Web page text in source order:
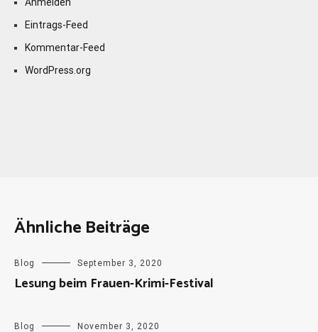
Eintrags-Feed
Kommentar-Feed
WordPress.org
Ähnliche Beiträge
Blog September 3, 2020
Lesung beim Frauen-Krimi-Festival
Blog November 3, 2020